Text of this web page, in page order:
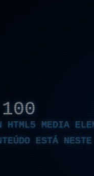
100
HTML5 MEDIA
ESTÁ